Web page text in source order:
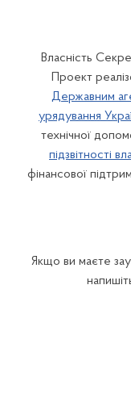
Власність
Проект
Державним
урядування
технічної
підзвітності
фінансової
Якщо ви маєте